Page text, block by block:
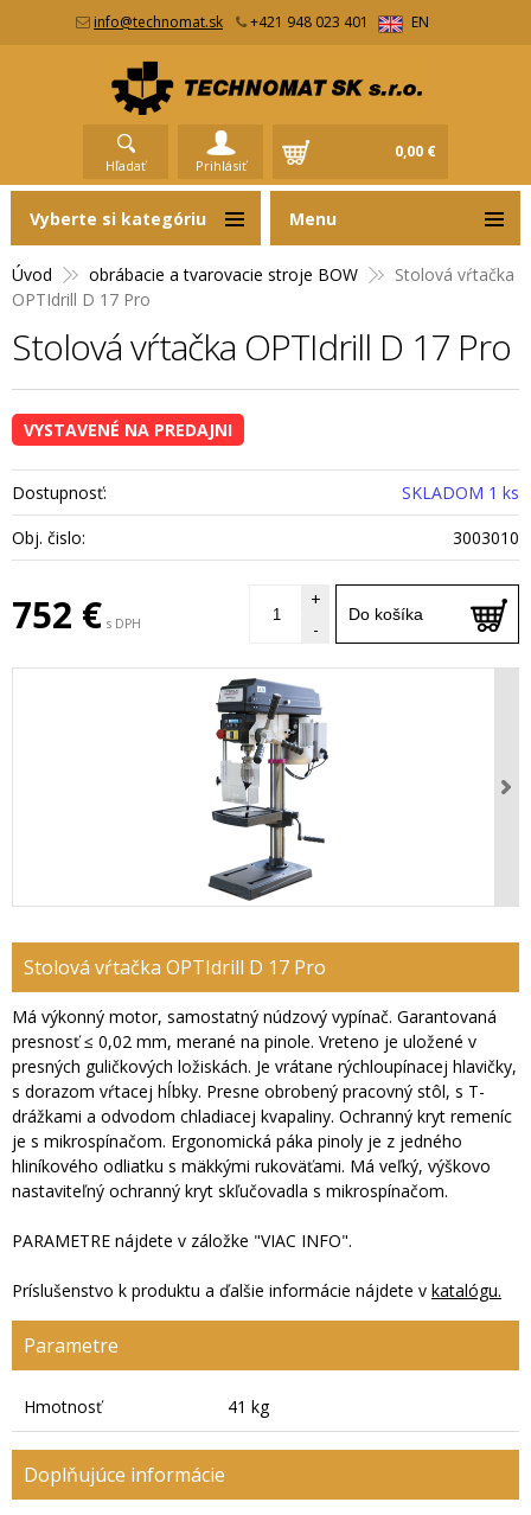
info@technomat.sk +421 948 023 401 EN
Hľadať Prihlásiť
0,00 €
Úvod obrábacie a tvarovacie stroje BOW
Stolová vŕtačka
OPTIdrill D 17 Pro
Stolová vŕtačka OPTIdrill D 17 Pro
VYSTAVENÉ NA PREDAJNI
Dostupnosť:
SKLADOM 1 ks
Obj. čislo:
3003010
752 € s DPH Do košíka
+
-
Stolová vŕtačka OPTIdrill D 17 Pro
Má výkonný motor, samostatný núdzový vypínač. Garantovaná
presnosť ≤ 0,02 mm, merané na pinole. Vreteno je uložené v
presných guličkových ložiskách. Je vrátane rýchloupínacej hlavičky,
s dorazom vŕtacej hĺbky. Presne obrobený pracovný stôl, s T-
drážkami a odvodom chladiacej kvapaliny. Ochranný kryt remeníc
je s mikrospínačom. Ergonomická páka pinoly je z jedného
hliníkového odliatku s mäkkými rukoväťami. Má veľký, výškovo
nastaviteľný ochranný kryt skľučovadla s mikrospínačom.
PARAMETRE nájdete v záložke "VIAC INFO".
Príslušenstvo k produktu a ďalšie informácie nájdete v katalógu.
Parametre
Hmotnosť 41 kg
Doplňujúce informácie
Vyberte si kategóriu Menu